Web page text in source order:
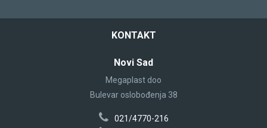
KONTAKT
Novi Sad
Megaplast doo
Bulevar oslobođenja 38
021/4770-216